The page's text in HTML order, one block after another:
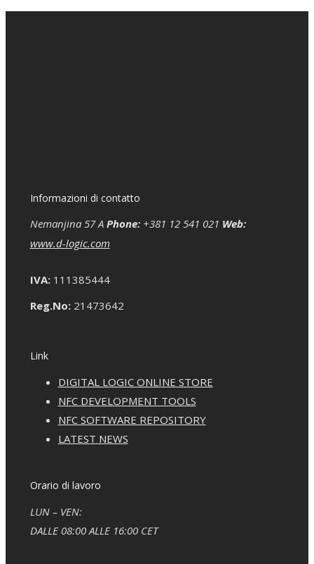
Informazioni di contatto
Nemanjina 57 A Phone:+381 12 541 021 Web:
www.d-logic.com
IVA:111385444
Reg.No:21473642
Link
DIGITAL LOGIC ONLINE STORE
NFC DEVELOPMENT TOOLS
NFC SOFTWARE REPOSITORY
LATEST NEWS
Orario di lavoro
LUN – VEN:
DALLE 08:00 ALLE 16:00 CET